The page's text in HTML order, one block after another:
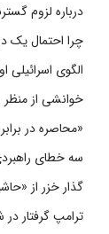
درباره لزوم
چرا احتمال یک
الگوی اسرائیلی
خوانشی از منظر
«محاصره در
سه خطای
گذار خزر از
ترامپ گرفتار